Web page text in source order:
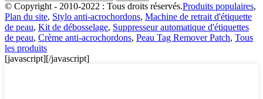
© Copyright - 2010-2022 : Tous droits réservés.Produits populaires,
Plan du site, Stylo anti-acrochordons, Machine de retrait d'étiquette
de peau, Kit de débosselage, Suppresseur automatique d'étiquettes
de peau, Crème anti-acrochordons, Peau Tag Remover Patch, Tous
les produits
[javascript][/javascript]